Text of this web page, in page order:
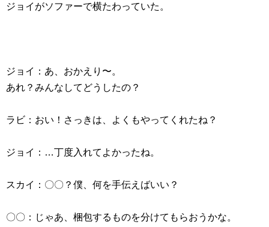
ジョイがソファーで横たわっていた。
ジョイ：あ、おかえり〜。
あれ？みんなしてどうしたの？
ラビ：おい！さっきは、よくもやってくれたね？
ジョイ：…丁度入れてよかったね。
スカイ：〇〇？僕、何を手伝えばいい？
〇〇：じゃあ、梱包するものを分けてもらおうかな。